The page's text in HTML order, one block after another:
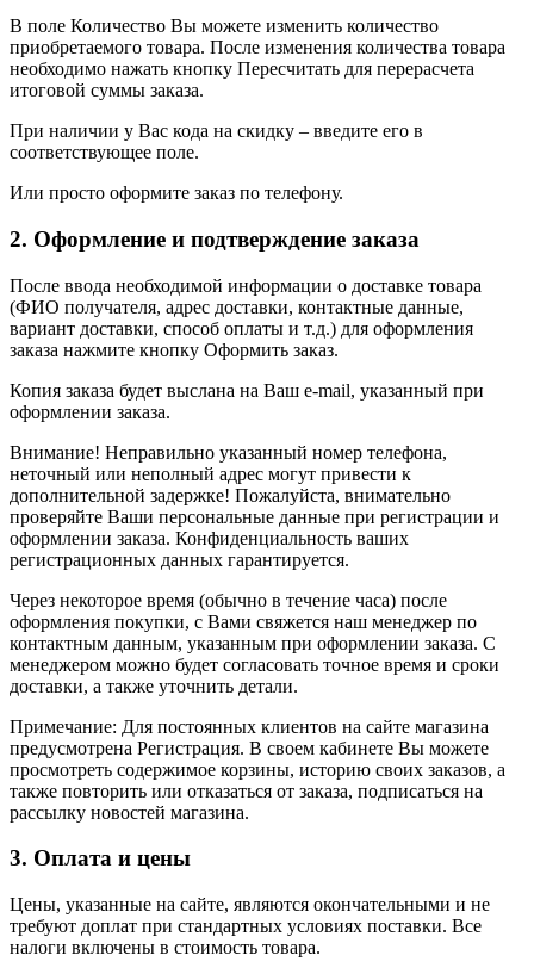
В поле Количество Вы можете изменить количество
приобретаемого товара. После изменения количества товара
необходимо нажать кнопку Пересчитать для перерасчета
итоговой суммы заказа.
При наличии у Вас кода на скидку – введите его в
соответствующее поле.
Или просто оформите заказ по телефону.
2. Оформление и подтверждение заказа
После ввода необходимой информации о доставке товара
(ФИО получателя, адрес доставки, контактные данные,
вариант доставки, способ оплаты и т.д.) для оформления
заказа нажмите кнопку Оформить заказ.
Копия заказа будет выслана на Ваш e-mail, указанный при
оформлении заказа.
Внимание! Неправильно указанный номер телефона,
неточный или неполный адрес могут привести к
дополнительной задержке! Пожалуйста, внимательно
проверяйте Ваши персональные данные при регистрации и
оформлении заказа. Конфиденциальность ваших
регистрационных данных гарантируется.
Через некоторое время (обычно в течение часа) после
оформления покупки, с Вами свяжется наш менеджер по
контактным данным, указанным при оформлении заказа. С
менеджером можно будет согласовать точное время и сроки
доставки, а также уточнить детали.
Примечание: Для постоянных клиентов на сайте магазина
предусмотрена Регистрация. В своем кабинете Вы можете
просмотреть содержимое корзины, историю своих заказов, а
также повторить или отказаться от заказа, подписаться на
рассылку новостей магазина.
3. Оплата и цены
Цены, указанные на сайте, являются окончательными и не
требуют доплат при стандартных условиях поставки. Все
налоги включены в стоимость товара.